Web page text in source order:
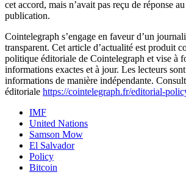
cet accord, mais n’avait pas reçu de réponse
publication.
Cointelegraph s’engage en faveur d’un
transparent. Cet article d’actualité est produit
politique éditoriale de Cointelegraph et vise à
informations exactes et à jour. Les lecteurs
informations de manière indépendante.
éditoriale https://cointelegraph.fr/editorial-
IMF
United Nations
Samson Mow
El Salvador
Policy
Bitcoin